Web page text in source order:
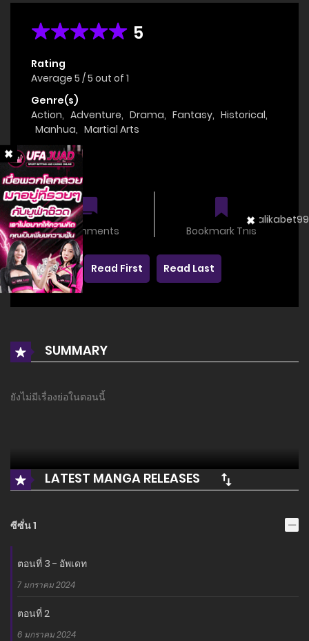
5
Rating
Average 5 /5 out of 1
Genre(s)
Action, Adventure, Drama, Fantasy, Historical,
Manhua, Martial Arts
Status
OnGoing
0 comments Bookmark This
Read First Read Last
SUMMARY
ยังไม่มีเรื่องย่อในตอนนี้
LATEST MANGA RELEASES
ซีซั่น 1
ตอนที่ 3 - อัพเดท
7 มกราคม 2024
ตอนที่ 2
6 มกราคม 2024